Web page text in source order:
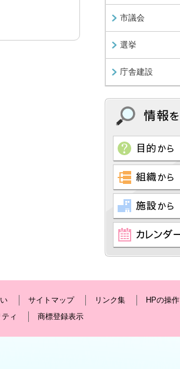
市議会
選挙
庁舎建設
サイトマップ リンク集
HPの操作
ィ 商標登録表示